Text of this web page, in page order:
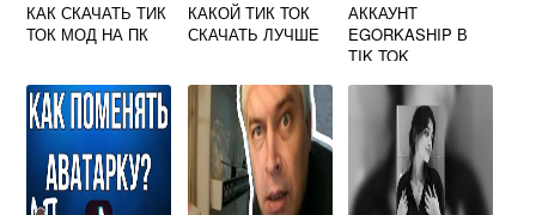
КАК СКАЧАТЬ ТИК
ТОК МОД НА ПК
КАКОЙ ТИК ТОК
СКАЧАТЬ ЛУЧШЕ
АККАУНТ
EGORKASHIP В
TIK TOK